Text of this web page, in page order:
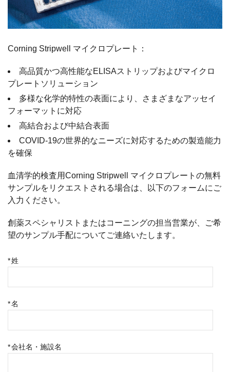
Corning Stripwell マイクロプレート：
高品質かつ高性能なELISAストリップおよびマイクロ
プレートソリューション
多様な化学的特性の表面により、さまざまなアッセイ
フォーマットに対応
高結合および中結合表面
COVID-19の世界的なニーズに対応するための製造能力
を確保
血清学的検査用Corning Stripwell マイクロプレートの無料
サンプルをリクエストされる場合は、以下のフォームにご
入力ください。
創薬スペシャリストまたはコーニングの担当営業が、ご希
望のサンプル手配についてご連絡いたします。
*姓
*名
*会社名・施設名